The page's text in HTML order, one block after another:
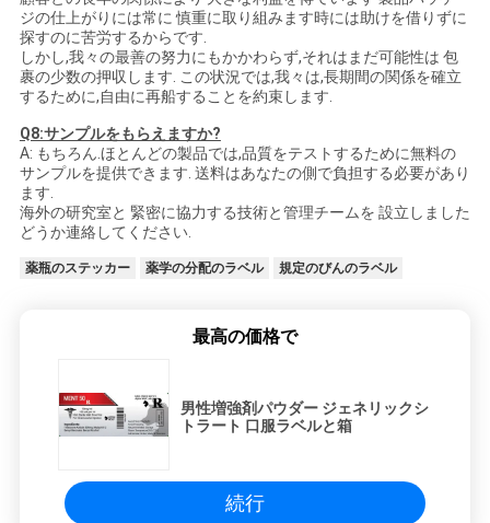
ジの仕上がりには常に 慎重に取り組みます時には助けを借りずに
探すのに苦労するからです.
しかし,我々の最善の努力にもかかわらず,それはまだ可能性は 包
裹の少数の押収します. この状況では,我々は,長期間の関係を確立
するために,自由に再船することを約束します.
Q8:サンプルをもらえますか?
A: もちろん.ほとんどの製品では,品質をテストするために無料の
サンプルを提供できます. 送料はあなたの側で負担する必要があり
ます.
海外の研究室と 緊密に協力する技術と管理チームを 設立しました
どうか連絡してください.
薬瓶のステッカー 薬学の分配のラベル 規定のびんのラベル
最高の価格で
男性増強剤パウダー ジェネリックシ
トラート 口服ラベルと箱
続行